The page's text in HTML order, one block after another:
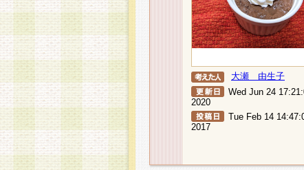
大瀬 由生子
Wed Jun 24
2020
Tue Feb 14
2017